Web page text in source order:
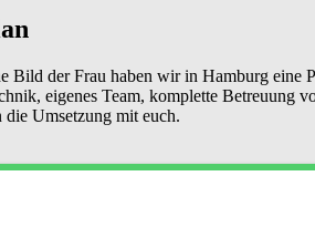
Bild der Frau haben wir in Hamburg
eigenes Team, komplette Betreuung
Umsetzung mit euch.